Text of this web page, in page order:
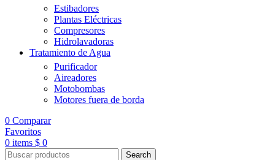
Estibadores
Plantas Eléctricas
Compresores
Hidrolavadoras
Tratamiento de Agua
Purificador
Aireadores
Motobombas
Motores fuera de borda
0 Comparar
Favoritos
0 items $ 0
Search